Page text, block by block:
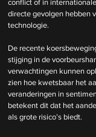
conflict of in
directe gevolgen hebben
technologie.
De recente
stijging in de
verwachtingen kunnen
zien hoe kwetsbaar het
veranderingen in
betekent dit dat het
als grote risico’s biedt.